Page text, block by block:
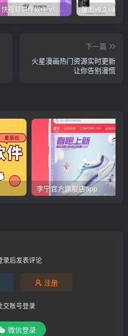
快视频制作软件 v1.1.1安卓版
下一篇
火星漫画热门资源实时更新
让你告别漫慌
李宁官方旗舰店app
录后发表评论
注册
交账号登录
微信登录